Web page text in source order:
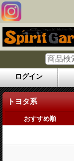
ログイン
トヨタ系
おすすめ順